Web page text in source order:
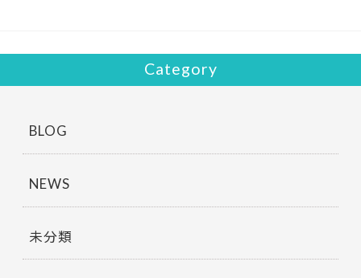
Category
BLOG
NEWS
未分類